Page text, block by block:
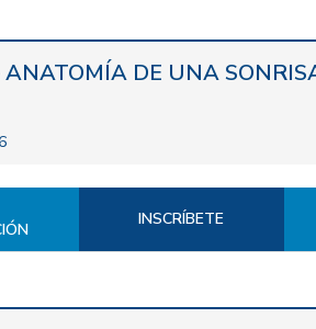
ANATOMÍA DE UNA
INSCRÍBETE